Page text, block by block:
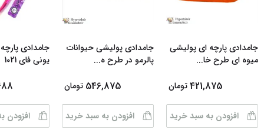
جامدادی پارچه ای پولیشی
میوه ای طرح خا...
421,875 تومان
افزودن به سبد خرید
جامدادی پولیشی حیوانات
پالرمو در طرح ه...
546,875 تومان
افزودن به سبد خرید
جامدادی
یونی فای 1021
افزودن